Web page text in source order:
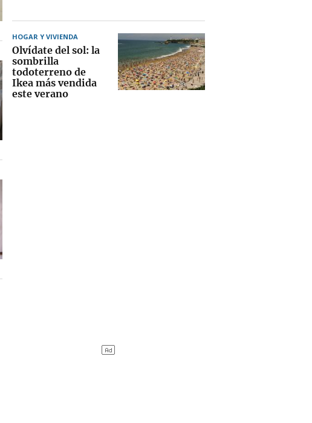
HOGAR Y VIVIENDA
Olvídate del sol: la
sombrilla
todoterreno de
Ikea más vendida
este verano